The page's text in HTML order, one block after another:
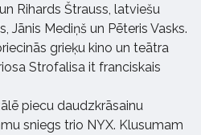
Rihards Štrauss, latviešu
Jānis Mediņš un Pēteris Vasks.
grieķu kino un teātra
Strofalisa it franciskais
piecu daudzkrāsainu
sniegs trio NYX. Klusumam